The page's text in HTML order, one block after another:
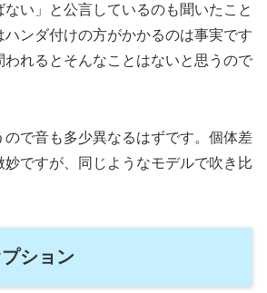
い」と公言しているのも聞いたこと
ハンダ付けの方がかかるのは事実です
われるとそんなことはないと思うので
ので音も多少異なるはずです。個体差
妙ですが、同じようなモデルで吹き比
ション